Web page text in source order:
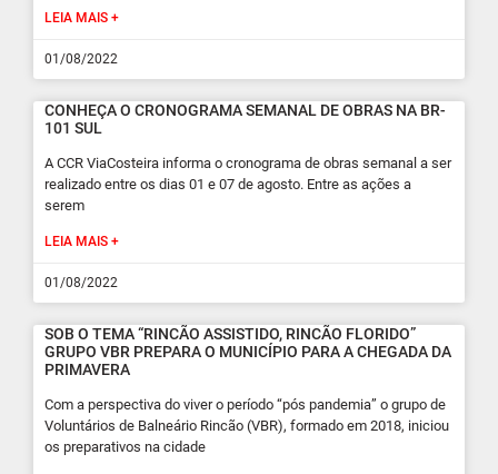
LEIA MAIS +
01/08/2022
CONHEÇA O CRONOGRAMA SEMANAL DE OBRAS NA BR-
101 SUL
A CCR ViaCosteira informa o cronograma de obras semanal a ser
realizado entre os dias 01 e 07 de agosto. Entre as ações a
serem
LEIA MAIS +
01/08/2022
SOB O TEMA “RINCÃO ASSISTIDO, RINCÃO FLORIDO”
GRUPO VBR PREPARA O MUNICÍPIO PARA A CHEGADA DA
PRIMAVERA
Com a perspectiva do viver o período “pós pandemia” o grupo de
Voluntários de Balneário Rincão (VBR), formado em 2018, iniciou
os preparativos na cidade